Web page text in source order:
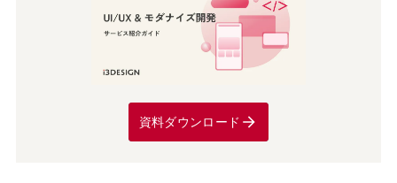
資料ダウンロード